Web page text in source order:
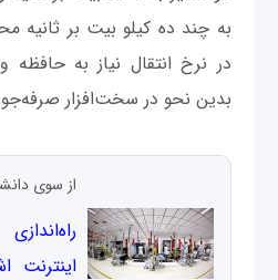
به چند ده کیلو بیت بر
در نرخ انتقال نیاز به
بدین نحو در سخت‌افزار
از سوی